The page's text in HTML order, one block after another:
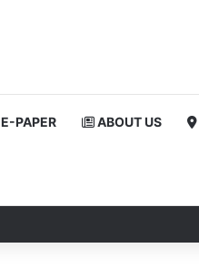
E-PAPER ABOUT US